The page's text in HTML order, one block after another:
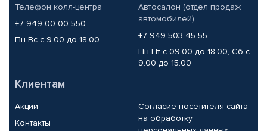
Телефон колл-центра
+7 949 00-00-550
Пн-Вс с 9.00 до 18.00
Автосалон (отдел продаж
автомобилей)
+7 949 503-45-55
Пн-Пт с 09.00 до 18.00, Сб с
9.00 до 15.00
Клиентам
Акции
Контакты
Согласие посетителя сайта
на обработку